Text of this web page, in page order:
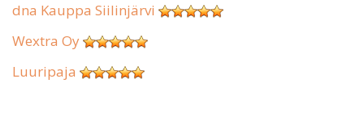
dna Kauppa Siilinjärvi
Wextra Oy
Luuripaja